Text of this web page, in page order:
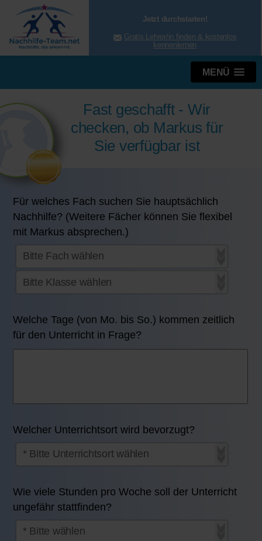
Jetzt durchstarten!
Gratis Lehrer/in finden & kostenlos
kennenlernen
MENÜ
Fast geschafft - Wir
checken, ob Markus für
Sie verfügbar ist
Für welches Fach suchen Sie hauptsächlich
Nachhilfe? (Weitere Fächer können Sie flexibel
mit Markus absprechen.)
Welche Tage (von Mo. bis So.) kommen zeitlich
für den Unterricht in Frage?
Welcher Unterrichtsort wird bevorzugt?
Wie viele Stunden pro Woche soll der Unterricht
ungefähr stattfinden?